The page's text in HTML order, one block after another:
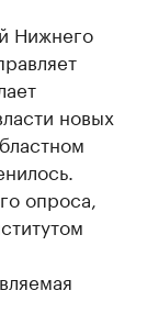
Нижнего
новых
опроса,